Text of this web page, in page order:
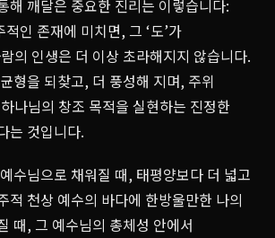
해 깨달은 중요한 진리는 이렇습니다:
인 존재에 미치면, 그 ‘도’가
의 인생은 더 이상 초라해지지 않습니다.
형을 되찾고, 더 풍성해 지며, 주위
나님의 창조 목적을 실현하는 진정한
는 것입니다.
수님으로 채워질 때, 태평양보다 더 넓고
적 천상 예수의 바다에 한방울만한 나의
때, 그 예수님의 총체성 안에서